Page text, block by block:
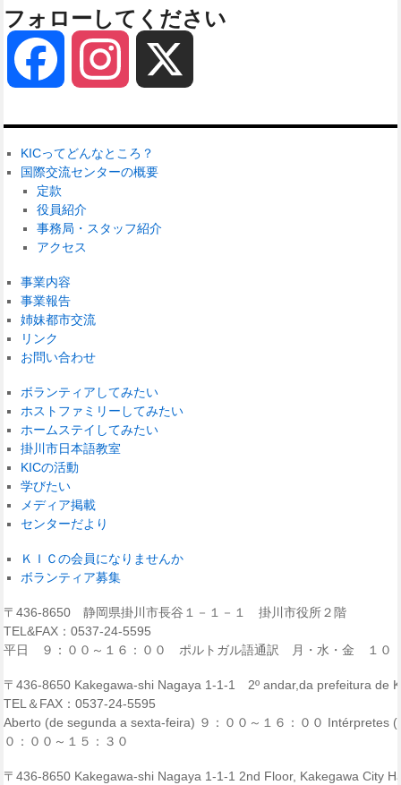
フォローしてください
Facebook Instagram
KICってどんなところ？
国際交流センターの概要
定款
役員紹介
事務局・スタッフ紹介
アクセス
事業内容
事業報告
姉妹都市交流
リンク
お問い合わせ
ボランティアしてみたい
ホストファミリーしてみたい
ホームステイしてみたい
掛川市日本語教室
KICの活動
学びたい
メディア掲載
センターだより
ＫＩＣの会員になりませんか
ボランティア募集
〒436-8650 静岡県掛川市長谷１－１－１ 掛川市役所２階
TEL&FAX：0537-24-5595
平日 ９：００～１６：００ ポルトガル語通訳 月・水・金 １０
〒436-8650 Kakegawa-shi Nagaya 1-1-1 2º andar,da prefeitura de
TEL＆FAX：0537-24-5595
Aberto (de segunda a sexta-feira) ９：００～１６：００
０：００～１５：３０
〒436-8650 Kakegawa-shi Nagaya 1-1-1 2nd Floor, Kakegawa City